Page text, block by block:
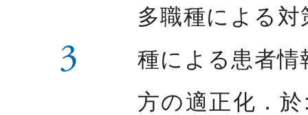
3
多職種による
種による患者情
方の適正化．